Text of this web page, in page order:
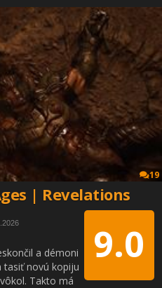
19
| Revelations
9.0
a démoni
tasiť novú kopiju
Takto má